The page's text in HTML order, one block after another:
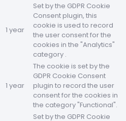
1 year
Set by the GDPR Cookie
Consent plugin, this
cookie is used to record
the user consent for the
cookies in the "Analytics"
category .
1 year
The cookie is set by the
GDPR Cookie Consent
plugin to record the user
consent for the cookies in
the category "Functional".
Set by the GDPR Cookie